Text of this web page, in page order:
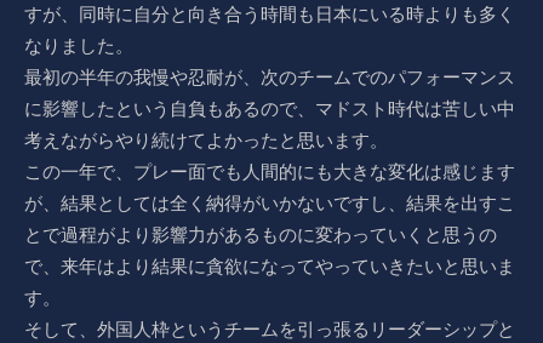
すが、同時に自分と向き合う時間も日本にいる時よりも多く
なりました。
最初の半年の我慢や忍耐が、次のチームでのパフォーマンス
に影響したという自負もあるので、マドスト時代は苦しい中
考えながらやり続けてよかったと思います。
この一年で、プレー面でも人間的にも大きな変化は感じます
が、結果としては全く納得がいかないですし、結果を出すこ
とで過程がより影響力があるものに変わっていくと思うの
で、来年はより結果に貪欲になってやっていきたいと思いま
す。
そして、外国人枠というチームを引っ張るリーダーシップと